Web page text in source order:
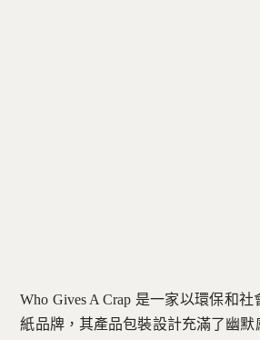
Who Gives A Crap 是一家以環保和
紙品牌，其產品包裝設計充滿了幽